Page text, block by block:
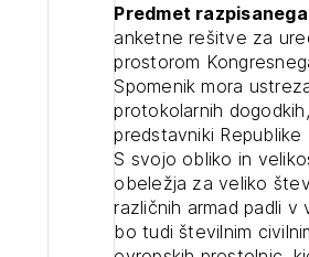
Predmet
anketne rešitve za
prostorom
Spomenik mora
protokolarnih
predstavniki
S svojo obliko in
obeležja za veliko
različnih armad padli
bo tudi številnim